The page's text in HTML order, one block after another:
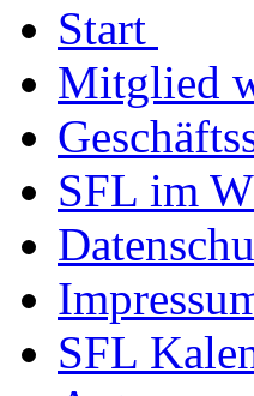
Start
Mitglied
SFL im
SFL